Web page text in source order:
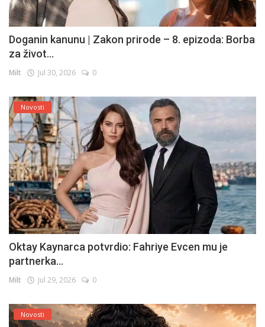
Doganin kanunu | Zakon prirode – 8. epizoda: Borba
za život...
Milt Jul 30, 2026 0
Novosti
Oktay Kaynarca potvrdio: Fahriye Evcen mu je
partnerka...
Milt Jul 29, 2026 0
Novosti